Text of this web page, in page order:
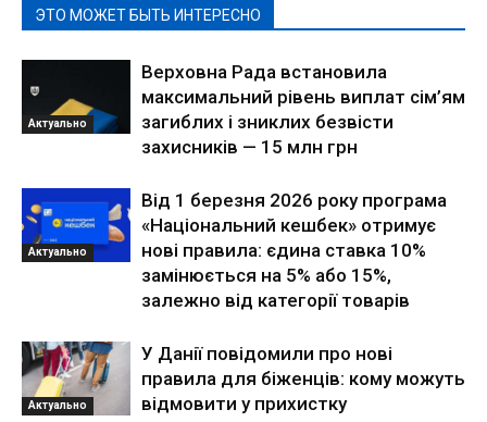
ЭТО МОЖЕТ БЫТЬ ИНТЕРЕСНО
Актуально
Верховна Рада встановила
максимальний рівень виплат сім’ям
загиблих і зниклих безвісти
захисників — 15 млн грн
Актуально
Від 1 березня 2026 року програма
«Національний кешбек» отримує
нові правила: єдина ставка 10%
замінюється на 5% або 15%,
залежно від категорії товарів
Актуально
У Данії повідомили про нові
правила для біженців: кому можуть
відмовити у прихистку